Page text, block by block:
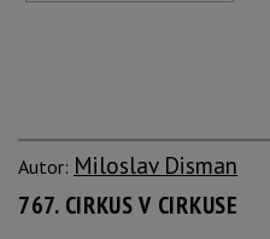
Autor: Miloslav Disman
767. CIRKUS V CIRKUSE